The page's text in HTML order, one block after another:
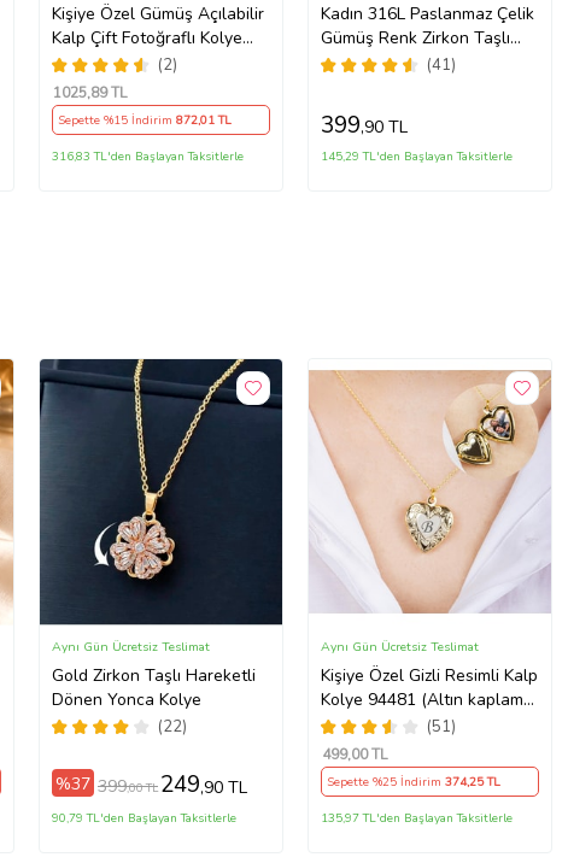
Kişiye Özel Gümüş Açılabilir
Kalp Çift Fotoğraflı Kolye
Sevgiliye Ve Annelere Özel
Gümüş Kolye Kutulu Kalpli
Anı Kolyesi Gümüş
(2)
1025,89 TL
Sepette %15 İndirim872,01 TL
316,83 TL'den Başlayan Taksitlerle
Kadın 316L Paslanmaz Çelik
Gümüş Renk Zirkon Taşlı
Işıltılı Papatya Kolye (Gold)
(41)
399,90 TL
145,29 TL'den Başlayan Taksitlerle
Gold Zirkon Taşlı Hareketli
Dönen Yonca Kolye
(22)
Aynı Gün Ücretsiz Teslimat
%37 399,00 TL 249,90 TL
90,79 TL'den Başlayan Taksitlerle
Kişiye Özel Gizli Resimli Kalp
Kolye 94481 (Altın kaplama)
(Pembe)
(51)
Aynı Gün Ücretsiz Teslimat
499,00 TL
Sepette %25 İndirim374,25 TL
135,97 TL'den Başlayan Taksitlerle